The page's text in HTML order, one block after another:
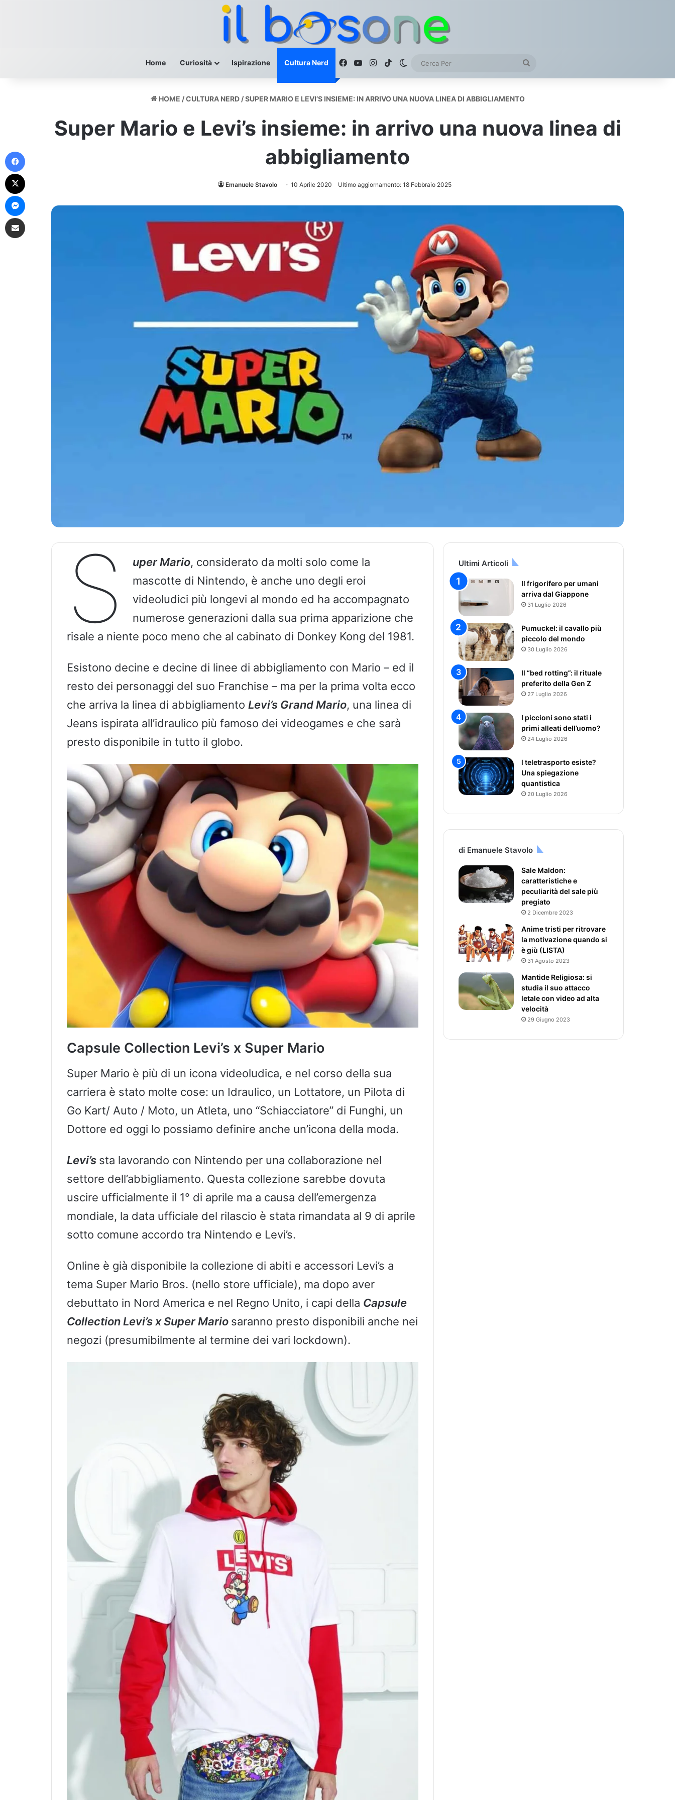
Home Curiosità Ispirazione Cultura Nerd FacebookYou TubeInstagram
TikTokCambia aspetto
Per
HOME / CULTURA NERD / SUPER MARIO E LEVI’S INSIEME: IN ARRIVO UNA NUOVA LINEA DI ABBIGLIAMENTO
Super Mario e Levi’s insieme: in arrivo una nuova linea di
abbigliamento
Emanuele Stavolo 10 Aprile 2020 Ultimo aggiornamento: 18 Febbraio 2025
S uper Mario, considerato da molti solo come la
mascotte di Nintendo, è anche uno degli eroi
videoludici più longevi al mondo ed ha accompagnato
numerose generazioni dalla sua prima apparizione che
risale a niente poco meno che al cabinato di Donkey Kong del 1981.
Esistono decine e decine di linee di abbigliamento con Mario – ed il
resto dei personaggi del suo Franchise – ma per la prima volta ecco
che arriva la linea di abbigliamento Levi’s Grand Mario, una linea di
Jeans ispirata all’idraulico più famoso dei videogames e che sarà
presto disponibile in tutto il globo.
Capsule Collection Levi’s x Super Mario
Super Mario è più di un icona videoludica, e nel corso della sua
carriera è stato molte cose: un Idraulico, un Lottatore, un Pilota di
Go Kart/ Auto / Moto, un Atleta, uno “Schiacciatore” di Funghi, un
Dottore ed oggi lo possiamo definire anche un’icona della moda.
Levi’s sta lavorando con Nintendo per una collaborazione nel
settore dell’abbigliamento. Questa collezione sarebbe dovuta
uscire ufficialmente il 1° di aprile ma a causa dell’emergenza
mondiale, la data ufficiale del rilascio è stata rimandata al 9 di aprile
sotto comune accordo tra Nintendo e Levi’s.
Online è già disponibile la collezione di abiti e accessori Levi’s a
tema Super Mario Bros. (nello store ufficiale), ma dopo aver
debuttato in Nord America e nel Regno Unito, i capi della Capsule
Collection Levi’s x Super Mario saranno presto disponibili anche nei
negozi (presumibilmente al termine dei vari lockdown).
Ultimi Articoli
Il frigorifero per umani
arriva dal Giappone
31 Luglio 2026
Pumuckel: il cavallo più
piccolo del mondo
30 Luglio 2026
Il “bed rotting”: il rituale
preferito della Gen Z
27 Luglio 2026
I piccioni sono stati i
primi alleati dell’uomo?
24 Luglio 2026
l teletrasporto esiste?
Una spiegazione
quantistica
20 Luglio 2026
di Emanuele Stavolo
Sale Maldon:
caratteristiche e
peculiarità del sale più
pregiato
2 Dicembre 2023
Anime tristi per ritrovare
la motivazione quando si
è giù (LISTA)
31 Agosto 2023
Mantide Religiosa: si
studia il suo attacco
letale con video ad alta
velocità
29 Giugno 2023